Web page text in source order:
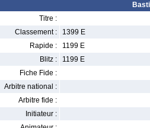
Titre :
Classement :
1399 E
Rapide :
1199 E
Blitz :
1199 E
Fiche Fide :
Arbitre national :
Arbitre fide :
Initiateur :